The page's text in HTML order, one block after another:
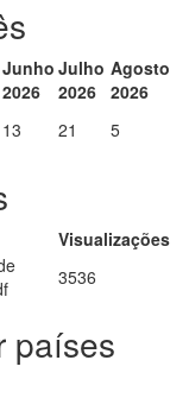
Junho
2026
Julho
2026
Agosto
2026
13 21 5
Visualizações
3536
países